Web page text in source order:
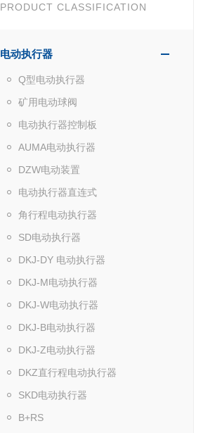
PRODUCT CLASSIFICATION
电动执行器
Q型电动执行器
矿用电动球阀
电动执行器控制板
AUMA电动执行器
DZW电动装置
电动执行器直连式
角行程电动执行器
SD电动执行器
DKJ-DY 电动执行器
DKJ-M电动执行器
DKJ-W电动执行器
DKJ-B电动执行器
DKJ-Z电动执行器
DKZ直行程电动执行器
SKD电动执行器
B+RS